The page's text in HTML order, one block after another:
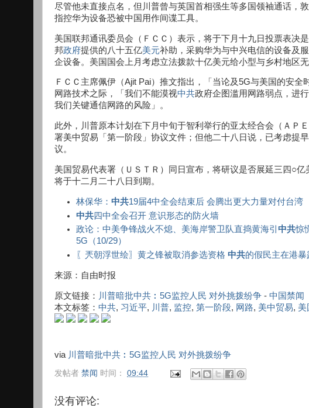
尽管他未直接点名，但川普曾与英国首相强生等多国领袖通话，
指控华为设备恐被中国用作间谍工具。
美国联邦通讯委员会（ＦＣＣ）表示，将于下月十九日投票表决
邦政府提供的八十五亿美元补助，采购华为与中兴电信的设备及
企设备。美国国会上月考虑立法拨款十亿美元给小型与乡村地区
ＦＣＣ主席佩伊（Ajit Pai）推文指出，「当论及5G与美国的安
网路技术之际，「我们不能漠视中共政府企图滥用网路弱点，进
我们关键通信网路的风险」。
此外，川普原本计划在下月中旬于智利举行的亚太经合会（ＡＰ
署美中贸易「第一阶段」协议文件；但他二十八日说，已考虑提
议。
美国贸易代表署（ＵＳＴＲ）同日宣布，将研议是否展延三四○
将于十二月二十八日到期。
林保华：中共19届4中全会结束后 会腾出更大力量对付台湾
中共四中全会召开 意识形态的防火墙
政论：中美争锋战火不熄、美海岸警卫队直捣黄海引中共惊
5G（10/29）
〖兲朝浮世绘〗黄之锋被取消参选资格中共的假民主在港暴
来源：自由时报
原文链接： 川普暗批中共︰5G监控人民 对外挑拨纷争 - 中国禁闻
本文标签： 中共, 习近平, 川普, 监控, 第一阶段, 网路, 美中贸易, 美
via 川普暗批中共︰5G监控人民 对外挑拨纷争
发帖者 禁闻 时间： 09:44
没有评论: